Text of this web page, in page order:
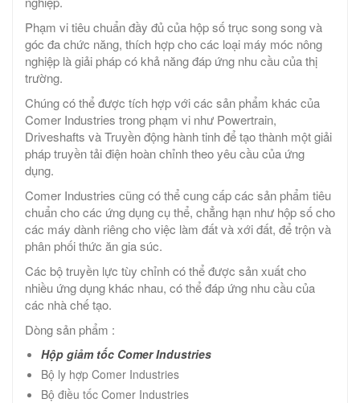
Phạm vi tiêu chuẩn đầy đủ của hộp số trục song song và
góc đa chức năng, thích hợp cho các loại máy móc nông
nghiệp là giải pháp có khả năng đáp ứng nhu cầu của thị
trường.
Chúng có thể được tích hợp với các sản phẩm khác của
Comer Industries trong phạm vi như Powertrain,
Driveshafts và Truyền động hành tinh để tạo thành một giải
pháp truyền tải điện hoàn chỉnh theo yêu cầu của ứng
dụng.
Comer Industries cũng có thể cung cấp các sản phẩm tiêu
chuẩn cho các ứng dụng cụ thể, chẳng hạn như hộp số cho
các máy dành riêng cho việc làm đất và xới đất, để trộn và
phân phối thức ăn gia súc.
Các bộ truyền lực tùy chỉnh có thể được sản xuất cho
nhiều ứng dụng khác nhau, có thể đáp ứng nhu cầu của
các nhà chế tạo.
Dòng sản phẩm :
Hộp giảm tốc Comer Industries
Bộ ly hợp Comer Industries
Bộ điều tốc Comer Industries